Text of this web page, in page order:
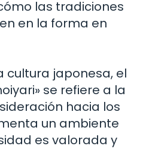
las tradiciones
en la forma en
cultura japonesa, el
se refiere a la
hacia los
un ambiente
es valorada y